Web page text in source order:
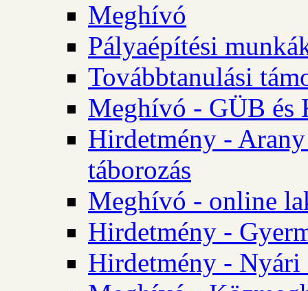
Meghívó
Pályaépítési
Továbbtanulási
Meghívó - GÜB és
Hirdetmény - Arany
táborozás
Meghívó - online
Hirdetmény -
Hirdetmény - Nyári